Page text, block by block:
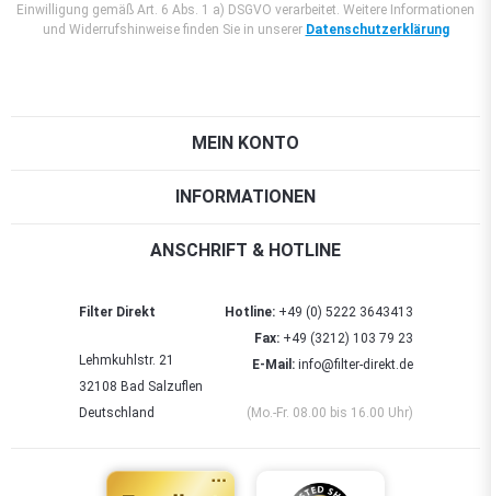
Einwilligung gemäß Art. 6 Abs. 1 a) DSGVO verarbeitet. Weitere Informationen
und Widerrufshinweise finden Sie in unserer Datenschutzerklärung
MEIN KONTO
INFORMATIONEN
ANSCHRIFT & HOTLINE
Filter Direkt
Lehmkuhlstr. 21
32108 Bad Salzuflen
Deutschland
Hotline:+49 (0) 5222 3643413
Fax:+49 (3212) 103 79 23
E-Mail:info@filter-direkt.de
(Mo.-Fr. 08.00 bis 16.00 Uhr)